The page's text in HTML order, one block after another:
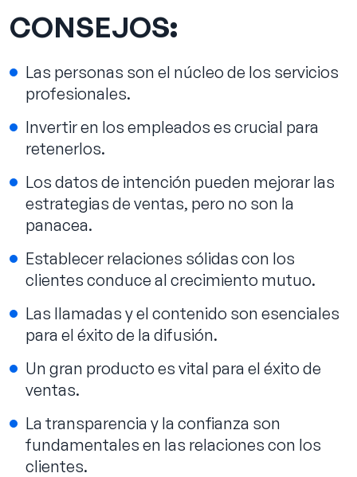
CONSEJOS:
Las personas son el núcleo de los servicios
profesionales.
Invertir en los empleados es crucial para
retenerlos.
Los datos de intención pueden mejorar las
estrategias de ventas, pero no son la
panacea.
Establecer relaciones sólidas con los
clientes conduce al crecimiento mutuo.
Las llamadas y el contenido son esenciales
para el éxito de la difusión.
Un gran producto es vital para el éxito de
ventas.
La transparencia y la confianza son
fundamentales en las relaciones con los
clientes.